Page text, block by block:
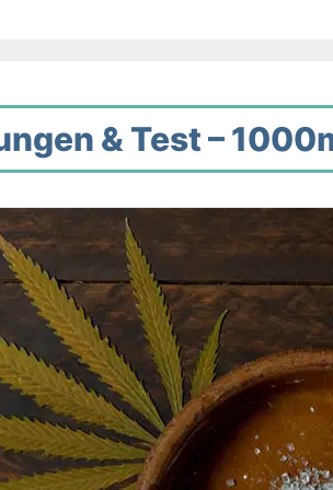
& Test –